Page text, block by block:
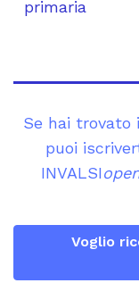
primaria
Se hai
puoi
INVALSI
Voglio